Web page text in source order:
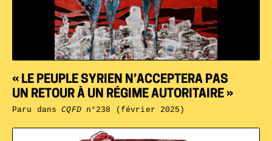
« LE PEUPLE SYRIEN N’ACCEPTERA PAS
UN RETOUR À UN RÉGIME AUTORITAIRE »
Paru dansCQFDn°238 (février 2025)